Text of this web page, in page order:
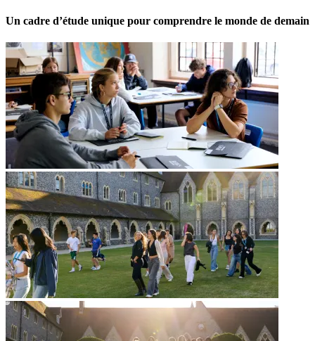
Un cadre d’étude unique pour comprendre le monde de demain